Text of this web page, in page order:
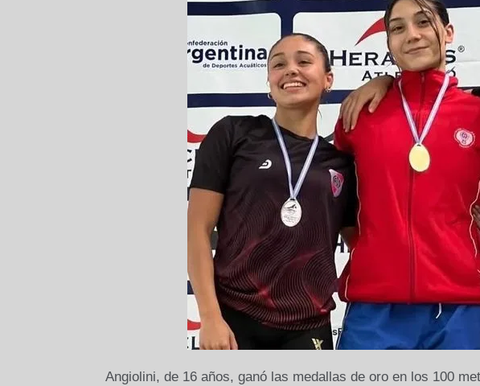
Angiolini, de 16 años, ganó las medallas de oro en los 100